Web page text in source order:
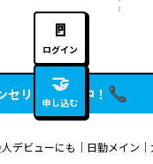
🚪
ログイン
🤝
申し込む
セリング実施中！
デビューにも｜日勤メイン